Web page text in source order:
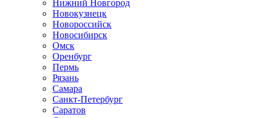
Нижний Новгород
Новокузнецк
Новороссийск
Новосибирск
Омск
Оренбург
Пермь
Рязань
Самара
Санкт-Петербург
Саратов